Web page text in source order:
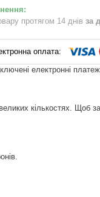
протягом 14 днів за
електронні
кількостях. Щоб